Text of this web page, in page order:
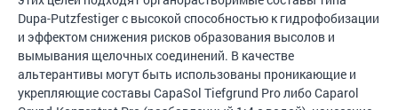
Dupa-Putzfestiger с высокой способностью к гидрофобизации
и эффектом снижения рисков образования высолов и
вымывания щелочных соединений. В качестве
альтерантивы могут быть использованы проникающие и
укрепляющие составы CapaSol Tiefgrund Pro либо Caparol